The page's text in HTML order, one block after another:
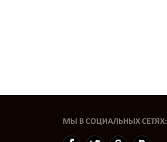
МЫ В СОЦИАЛЬНЫХ СЕТЯХ: